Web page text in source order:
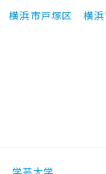
横浜市戸塚区
横
学芸大学